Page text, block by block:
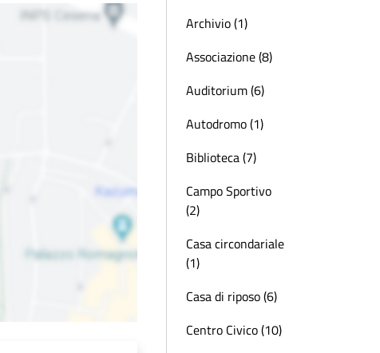
Archivio (1)
Associazione (8)
Auditorium (6)
Autodromo (1)
Biblioteca (7)
Campo Sportivo
(2)
Casa circondariale
(1)
Casa di riposo (6)
Centro Civico (10)